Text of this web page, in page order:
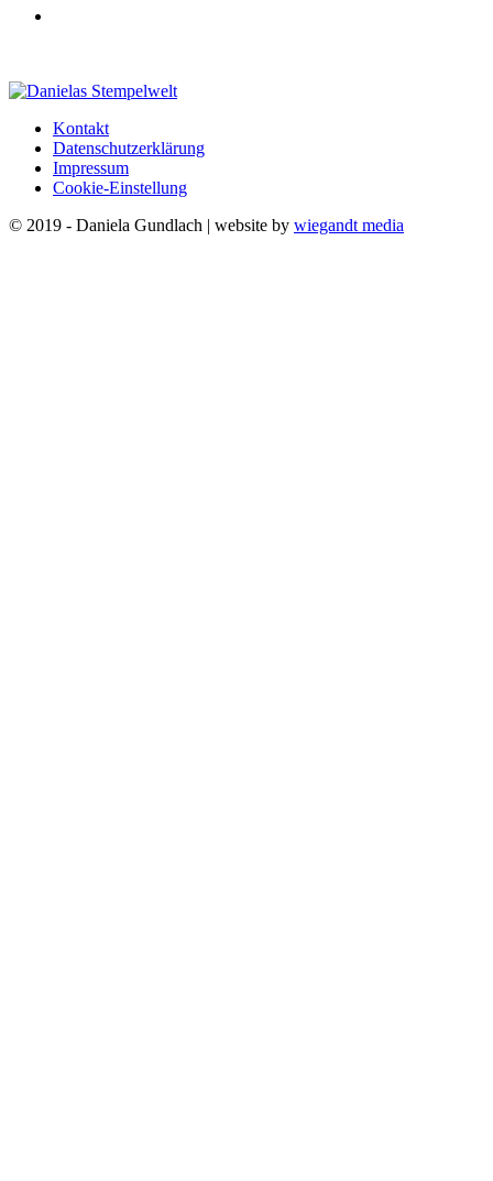
Kontakt
Datenschutzerklärung
Impressum
Cookie-Einstellung
© 2019 - Daniela Gundlach | website by wiegandt media